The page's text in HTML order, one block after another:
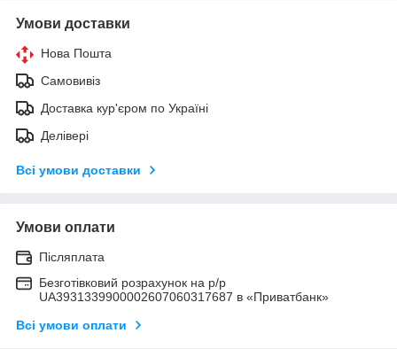
Умови доставки
Нова Пошта
Самовивіз
Доставка кур'єром по Україні
Делівері
Всі умови доставки
Умови оплати
Післяплата
Безготівковий розрахунок на р/р
UA3931339900002607060317687 в «Приватбанк»
Всі умови оплати